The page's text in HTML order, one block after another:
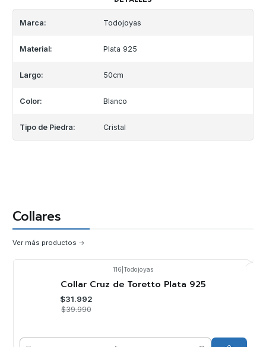
Marca: Todojoyas
Material: Plata 925
Largo: 50cm
Color: Blanco
Tipo de Piedra: Cristal
Collares
Ver más productos
116 Todojoyas
Collar Cruz de Toretto Plata 925
$31.992
$39.990